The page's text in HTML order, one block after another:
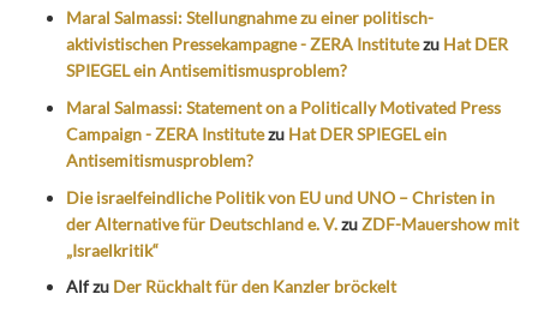
Maral Salmassi: Stellungnahme zu einer politisch-
aktivistischen Pressekampagne - ZERA Institutezu Hat DER
SPIEGEL ein Antisemitismusproblem?
Maral Salmassi: Statement on a Politically Motivated Press
Campaign - ZERA Institutezu Hat DER SPIEGEL ein
Antisemitismusproblem?
Die israelfeindliche Politik von EU und UNO – Christen in
der Alternative für Deutschland e. V.zuZDF-Mauershow mit
„Israelkritik“
Alfzu Der Rückhalt für den Kanzler bröckelt